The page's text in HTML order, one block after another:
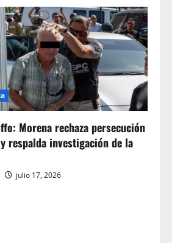
Morena rechaza persecución
respalda investigación de la
julio 17, 2026